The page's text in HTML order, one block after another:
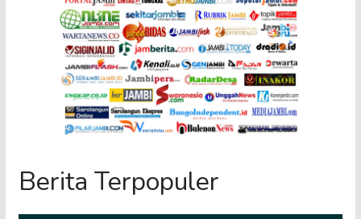
Berita Terpopuler